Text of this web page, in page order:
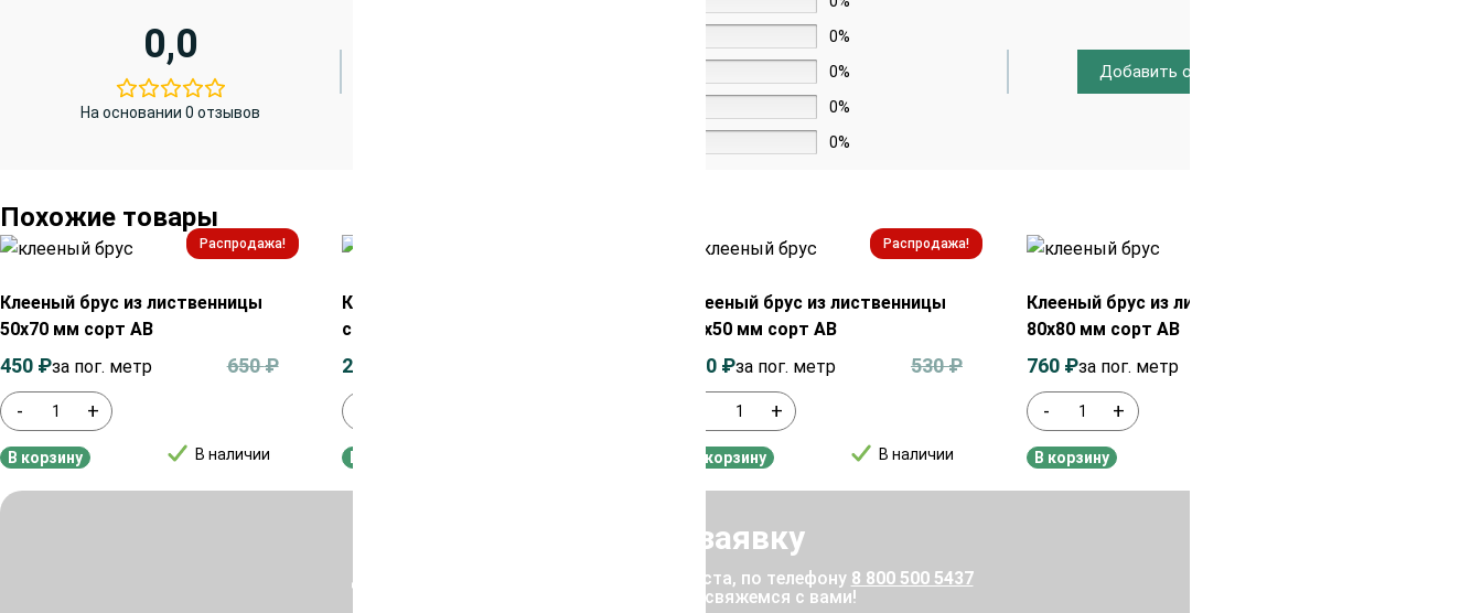
0,0
На основании 0 отзывов
0%
0%
0%
0%
Добавить отзыв
Похожие товары
Распродажа!
Клееный брус из лиственницы
50х70 мм сорт AB
- +
В наличии
650₽
450 ₽за пог. метр
В корзину
Клееный брус из сосны 50х50 мм
сорт AB
200
Распродажа!
Клееный брус из лиственницы
50х50 мм сорт AB
+
В наличии
530₽
330 ₽за пог. метр
В корзину
Клееный брус из лиственницы
80х80 мм сорт AB
- +
760 ₽за пог. метр
В корзину
Отправить заявку
Для уточнения цены позвоните, пожалуйста, по телефону 8 800 500 5437
или отправьте заявку, и мы свяжемся с вами!